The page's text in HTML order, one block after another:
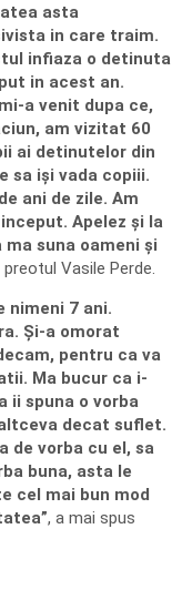
asta
in care traim.
infiaza o detinuta
in acest an.
a venit dupa ce,
am vizitat 60
ai detinutelor din
sa iși vada copiii.
ani de zile. Am
Apelez și la
suna oameni și
Vasile Perde.
nimeni 7 ani.
Și-a omorat
pentru ca va
Ma bucur ca i-
ii spuna o vorba
decat suflet.
de vorba cu el, sa
buna, asta le
cel mai bun mod
, a mai spus